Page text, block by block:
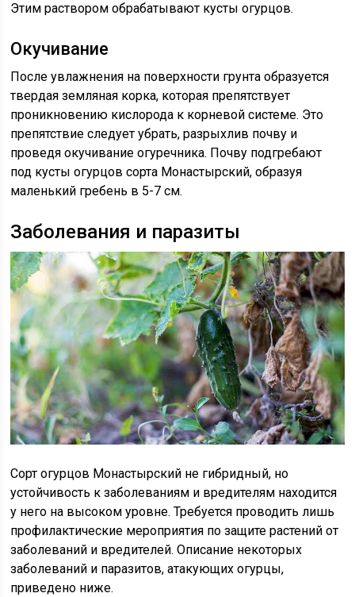
Этим раствором обрабатывают кусты огурцов.
Окучивание
После увлажнения на поверхности грунта образуется
твердая земляная корка, которая препятствует
проникновению кислорода к корневой системе. Это
препятствие следует убрать, разрыхлив почву и
проведя окучивание огуречника. Почву подгребают
под кусты огурцов сорта Монастырский, образуя
маленький гребень в 5-7 см.
Заболевания и паразиты
Сорт огурцов Монастырский не гибридный, но
устойчивость к заболеваниям и вредителям находится
у него на высоком уровне. Требуется проводить лишь
профилактические мероприятия по защите растений от
заболеваний и вредителей. Описание некоторых
заболеваний и паразитов, атакующих огурцы,
приведено ниже.